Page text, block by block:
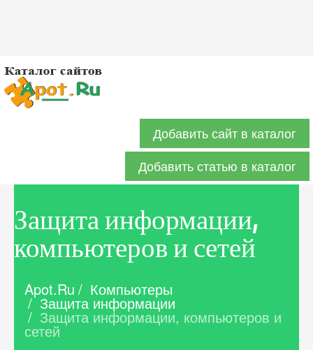
Добавить сайт в каталог
Добавить статью в каталог
Защита информации,
компьютеров и сетей
Apot.Ru / Компьютеры
/ Защита информации
/ Защита информации, компьютеров и
сетей